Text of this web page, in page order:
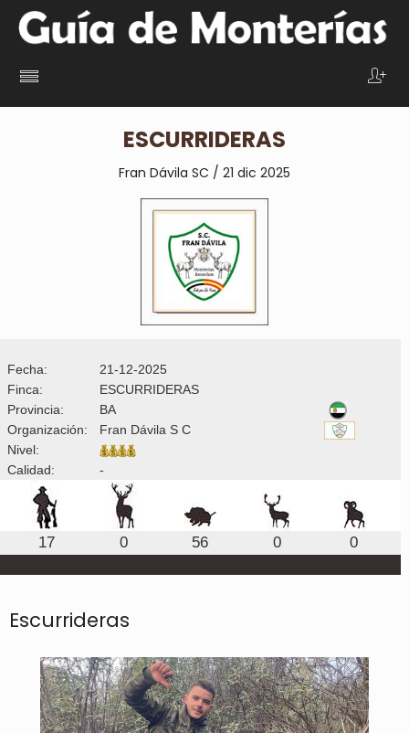
ESCURRIDERAS
Fran Dávila SC / 21 dic 2025
Fecha:
21-12-2025
Finca:
ESCURRIDERAS
Provincia:
BA
Organización:
Fran Dávila S C
Nivel:
Calidad:
-
17 0 56 0 0
Escurrideras